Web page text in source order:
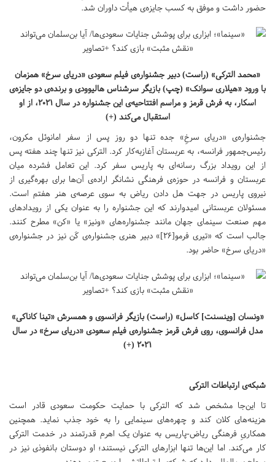
حضور داشت و موفق به کسب جایزه‌ی هیأت داوران شد.
«محمد الترکی» (راست) دبیر جشنواره‌ی فیلم سعودی «دریای سرخ» همزمان
با ورود «هیلاری سوانک» (چپ) بازیگر سرشناس هالیوودی و برنده‌ی دو جایزه‌ی
اسکار، به فرش قرمز و مراسم افتتاحیه‌ی این جشنواره در سال ۲۰۲۱، از او
استقبال می‌کند (+)
جشنواره‌ی «دریای سرخِ» جده تنها دو روز پس از سفر امانوئل مکرون،
رئیس‌جمهور فرانسه، به عربستان آغازبه‌کار کرد. الترکی نیز تنها چند هفته پس
از این رویداد بزرگ رسانه‌ای به پاریس سفر کرد. این تعامل فشرده میان
عربستان و فرانسه در حوزه‌ی فرهنگی نشانگر اراده‌ی آن‌ها برای بهره‌گیری از
نیروی پاریس در جهت هل دادن ریاض به سوی عرصه‌ی هنر هفتم است.
مسئولان عربستانی امیدوارند که این جشنواره را به عنوان یکی از رویدادهای
مهم صنعت سینمای جهان مانند جشنواره‌های «ونیز» یا «کن» مطرح کنند.
جالب است که «تیری فرمو[۲۶]» دبیر هنری جشنواره‌ی کَن نیز در جشنواره‌ی
«دریای سرخ» حاضر بود.
«ونسان [وینسنت] کاسل» (راست) بازیگر فرانسوی و همسرش «تینا کاناکی»
مدل فرانسوی، روی فرش قرمز جشنواره‌ی فیلم سعودی «دریای سرخ» در سال
۲۰۲۱ (+)
شبکه‌ی ارتباطات الترکی
تا این‌جا مشخص شد که الترکی با حمایت حکومت سعودی قادر است
هزینه‌های کلان کند و چهره‌های سینمایی را به خود جذب نماید. همچنین
همکاریِ فرهنگی ریاض-پاریس به عنوان یک اهرم قدرتمند در خدمت الترکی
کار می‌کند. اما این‌ها تنها ابزارهای الترکی نیستند؛ او دوستان بانفوذی نیز در